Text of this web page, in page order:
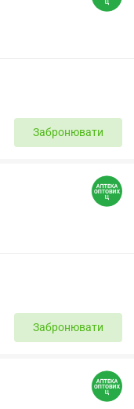
Забронювати
Забронювати